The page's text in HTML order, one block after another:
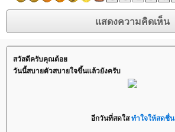
สวัสดีครับคุณต้อ
วันนี้สบายตัวสบายใจขึ้นแล้วยังครับ
อีกวันที่สดใสทำใจให้สดชื่น